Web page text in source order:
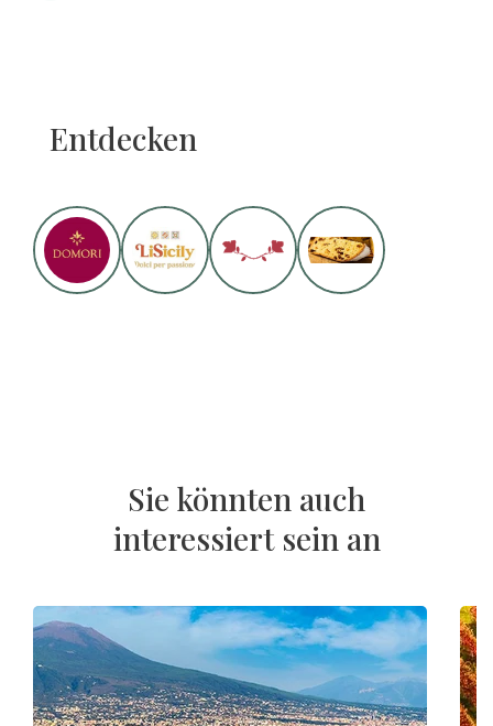
Entdecken
Sie könnten auch
interessiert sein an